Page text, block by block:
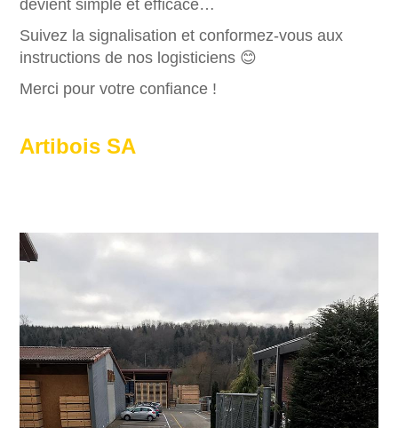
devient simple et efficace…
Suivez la signalisation et conformez-vous aux
instructions de nos logisticiens 😊
Merci pour votre confiance !
Artibois SA